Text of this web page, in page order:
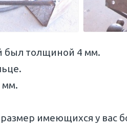
был толщиной 4 мм.
мм.
имеющихся у вас